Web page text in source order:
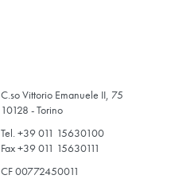
C.so Vittorio Emanuele II, 75
10128 - Torino
Tel. +39 011 15630100
Fax +39 011 15630111
CF 00772450011